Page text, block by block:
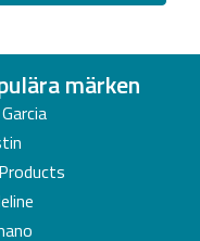
märken